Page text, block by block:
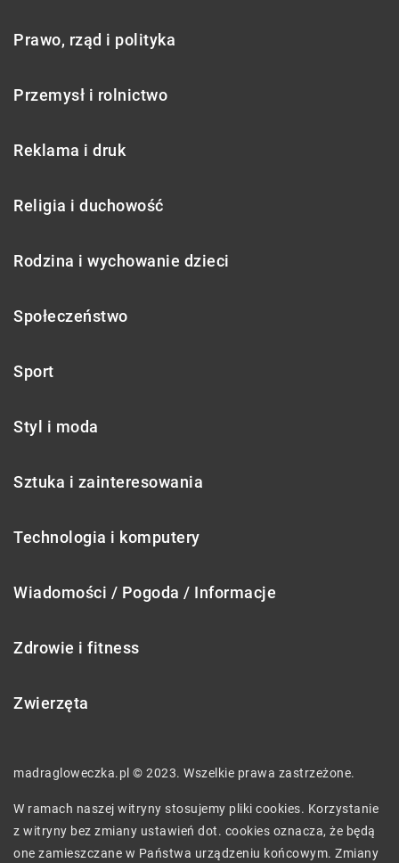
Prawo, rząd i polityka
Przemysł i rolnictwo
Reklama i druk
Religia i duchowość
Rodzina i wychowanie dzieci
Społeczeństwo
Sport
Styl i moda
Sztuka i zainteresowania
Technologia i komputery
Wiadomości / Pogoda / Informacje
Zdrowie i fitness
Zwierzęta
madragloweczka.pl © 2023. Wszelkie prawa zastrzeżone.
W ramach naszej witryny stosujemy pliki cookies. Korzystanie
z witryny bez zmiany ustawień dot. cookies oznacza, że będą
one zamieszczane w Państwa urządzeniu końcowym. Zmiany